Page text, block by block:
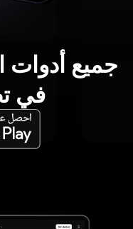
جميع أدوات
في